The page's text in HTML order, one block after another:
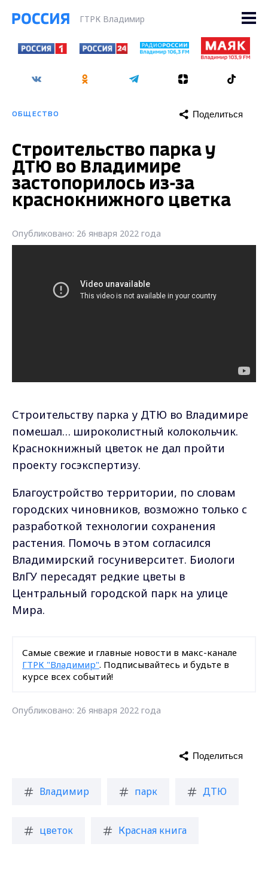
ГТРК Владимир
ОБЩЕСТВО Поделиться
Строительство парка у
ДТЮ во Владимире
застопорилось из-за
краснокнижного цветка
Опубликовано: 26 января 2022 года
Строительству парка у ДТЮ во Владимире
помешал… широколистный колокольчик.
Краснокнижный цветок не дал пройти
проекту госэкспертизу.
Благоустройство территории, по словам
городских чиновников, возможно только с
разработкой технологии сохранения
растения. Помочь в этом согласился
Владимирский госуниверситет. Биологи
ВлГУ пересадят редкие цветы в
Центральный городской парк на улице
Мира.
Самые свежие и главные новости в макс-канале
ГТРК "Владимир". Подписывайтесь и будьте в
курсе всех событий!
Опубликовано: 26 января 2022 года
Владимир парк ДТЮ
цветок Красная книга
Поделиться